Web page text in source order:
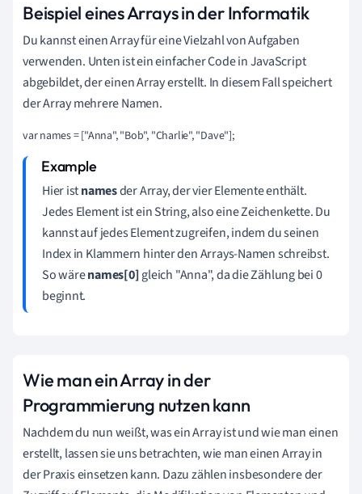
Beispiel eines Arrays in der Informatik
Du kannst einen Array für eine Vielzahl von Aufgaben
verwenden. Unten ist ein einfacher Code in JavaScript
abgebildet, der einen Array erstellt. In diesem Fall speichert
der Array mehrere Namen.
var names = ["Anna", "Bob", "Charlie", "Dave"];
Hier istnamesder Array, der vier Elemente enthält.
Jedes Element ist ein String, also eine Zeichenkette. Du
kannst auf jedes Element zugreifen, indem du seinen
Index in Klammern hinter den Arrays-Namen schreibst.
So wärenames[0] gleich "Anna", da die Zählung bei 0
beginnt.
Wie man ein Array in der
Programmierung nutzen kann
Nachdem du nun weißt, was ein Array ist und wie man einen
erstellt, lassen sie uns betrachten, wie man einen Array in
der Praxis einsetzen kann. Dazu zählen insbesondere der